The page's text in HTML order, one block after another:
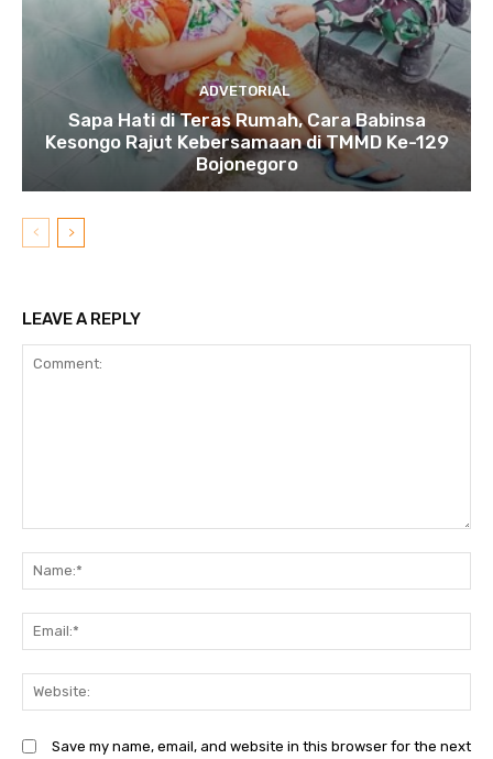
ADVETORIAL
Sapa Hati di Teras Rumah, Cara Babinsa
Kesongo Rajut Kebersamaan di TMMD Ke-129
Bojonegoro
LEAVE A REPLY
Save my name, email, and website in this browser for the next